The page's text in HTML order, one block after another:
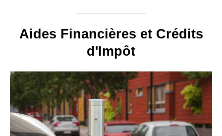
Aides Financières et Crédits
d'Impôt